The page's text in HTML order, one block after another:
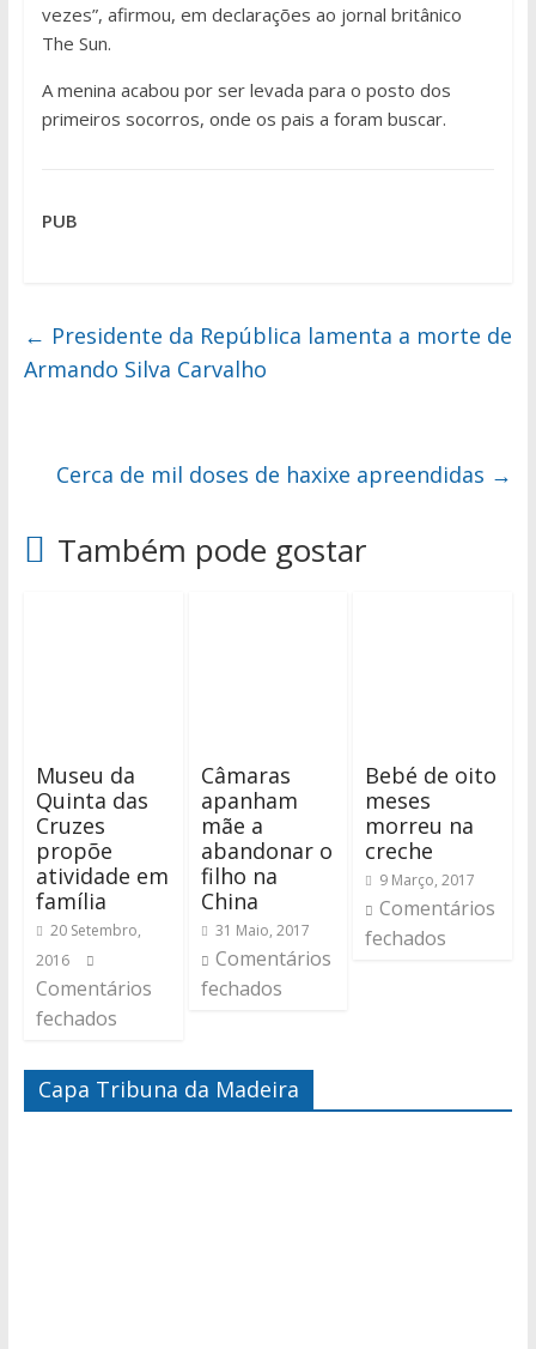
vezes”, afirmou, em declarações ao jornal britânico
The Sun.
A menina acabou por ser levada para o posto dos
primeiros socorros, onde os pais a foram buscar.
PUB
← Presidente da República lamenta a morte de
Armando Silva Carvalho
Cerca de mil doses de haxixe apreendidas →
Também pode gostar
Museu da
Quinta das
Cruzes
propõe
atividade em
família
20 Setembro,
2016
Comentários
fechados
Câmaras
apanham
mãe a
abandonar o
filho na
China
31 Maio, 2017
Comentários
fechados
Bebé de oito
meses
morreu na
creche
9 Março, 2017
Comentários
fechados
Capa Tribuna da Madeira